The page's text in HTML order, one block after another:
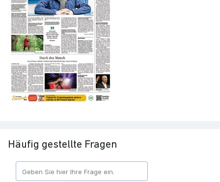
Häufig gestellte Fragen